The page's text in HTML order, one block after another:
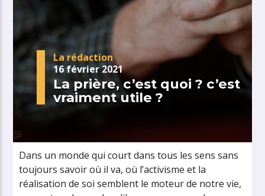
La rédaction
16 février 2021
La prière, c’est quoi ? c’est
vraiment utile ?
Dans un monde qui court dans tous les sens sans
toujours savoir où il va, où l’activisme et la
réalisation de soi semblent le moteur de notre vie,